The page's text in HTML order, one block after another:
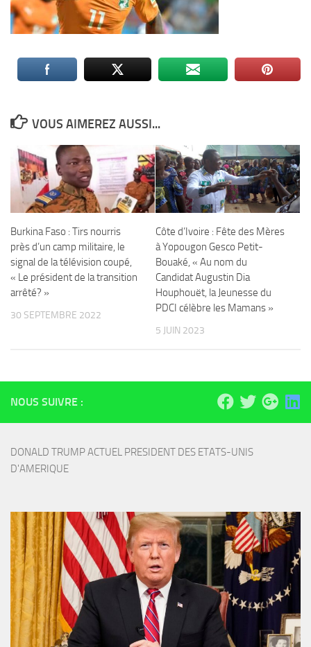
VOUS AIMEREZ AUSSI...
Burkina Faso : Tirs nourris
près d’un camp militaire, le
signal de la télévision coupé,
« Le président de la transition
arrêté? »
30 SEPTEMBRE 2022
Côte d’Ivoire : Fête des Mères
à Yopougon Gesco Petit-
Bouaké, « Au nom du
Candidat Augustin Dia
Houphouët, la Jeunesse du
PDCI célèbre les Mamans »
5 JUIN 2023
NOUS SUIVRE :
DONALD TRUMP ACTUEL PRESIDENT DES ETATS-UNIS
D'AMERIQUE